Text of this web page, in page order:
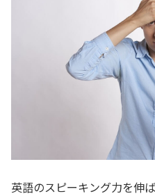
英語のスピーキング力を伸